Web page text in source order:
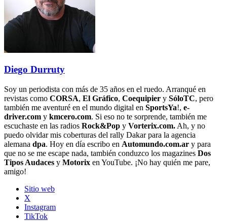
Diego Durruty
Soy un periodista con más de 35 años en el ruedo. Arranqué en
revistas como CORSA, El Gráfico, Coequipier y SóloTC, pero
también me aventuré en el mundo digital en SportsYa!, e-
driver.com y kmcero.com. Si eso no te sorprende, también me
escuchaste en las radios Rock&Pop y Vorterix.com. Ah, y no
puedo olvidar mis coberturas del rally Dakar para la agencia
alemana dpa. Hoy en día escribo en Automundo.com.ar y para
que no se me escape nada, también conduzco los magazines Dos
Tipos Audaces y Motorix en YouTube. ¡No hay quién me pare,
amigo!
Sitio web
X
Instagram
TikTok